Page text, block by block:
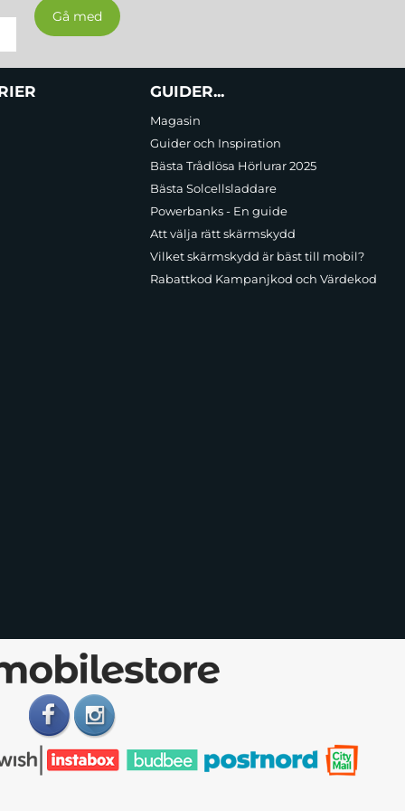
GUIDER...
Magasin
Guider och Inspiration
Bästa Trådlösa Hörlurar 2025
Bästa Solcellsladdare
Powerbanks - En guide
Att välja rätt skärmskydd
Vilket skärmskydd är bäst till mobil?
Rabattkod Kampanjkod och Värdekod